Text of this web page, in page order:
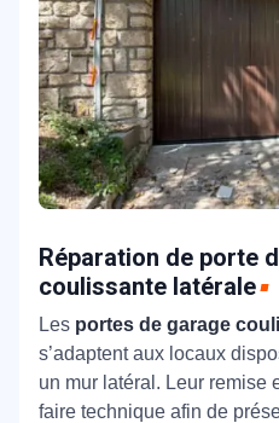
Réparation de porte
coulissante latérale
Les portes de garage
s’adaptent aux locaux
un mur latéral. Leur remise
faire technique afin de